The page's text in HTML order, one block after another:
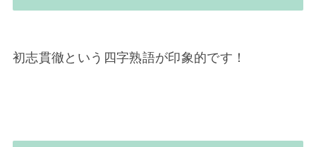
初志貫徹という四字熟語が印象的です！